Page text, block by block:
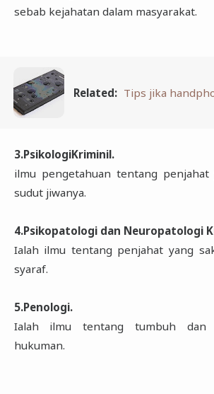
sebab kejahatan dalam masyarakat.
Related: Tips jika
3.PsikologiKriminil.
ilmu pengetahuan tentang
sudut jiwanya.
4.Psikopatologi dan Neuropatologi
Ialah ilmu tentang penjahat yang
syaraf.
5.Penologi.
Ialah ilmu tentang tumbuh dan
hukuman.